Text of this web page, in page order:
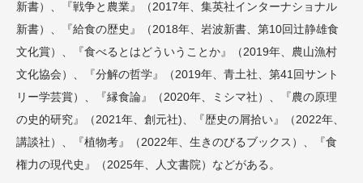
新書）、『戦争と農業』（2017年、集英社インターナショナル
新書）、『給食の歴史』（2018年、岩波新書、第10回辻静雄食
文化賞）、『食べるとはどういうことか』（2019年、農山漁村
文化協会）、『分解の哲学』（2019年、青土社、第41回サント
リー学芸賞）、『縁食論』（2020年、ミシマ社）、『農の原理
の史的研究』（2021年、創元社)、『歴史の屑拾い』（2022年、
講談社）、『植物考』（2022年、生きのびるブックス）、『食
権力の現代史』（2025年、人文書院）などがある。